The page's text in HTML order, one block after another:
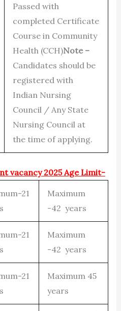
Passed with
completed Certificate
Course in Community
Health (CCH)Note –
Candidates should be
registered with
Indian Nursing
Council / Any State
Nursing Council at
the time of applying.
vacancy 2025 Age Limit-
21
Maximum
-42 years
21
Maximum
-42 years
21
Maximum 45
years